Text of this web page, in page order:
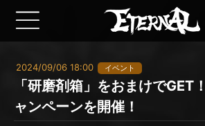
2024/09/06 18:00 イベント
「研磨剤箱」をおまけでGET
ャンペーンを開催！